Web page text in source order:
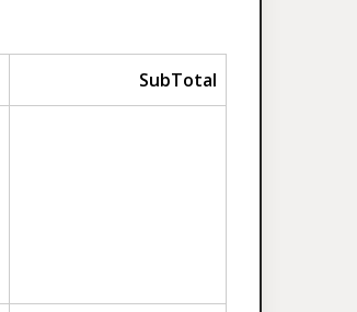
SubTotal